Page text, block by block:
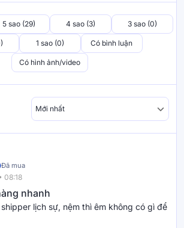
5 sao (29) 4 sao (3) 3 sao (0)
1 sao (0) Có bình luận
Có hình ảnh/video
Đã mua
08:18
nhanh
lịch sự, nệm thì êm không có gì để